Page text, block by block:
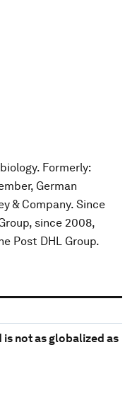
Formerly:
German
& Company. Since
since 2008,
Post DHL Group.
is not as globalized as